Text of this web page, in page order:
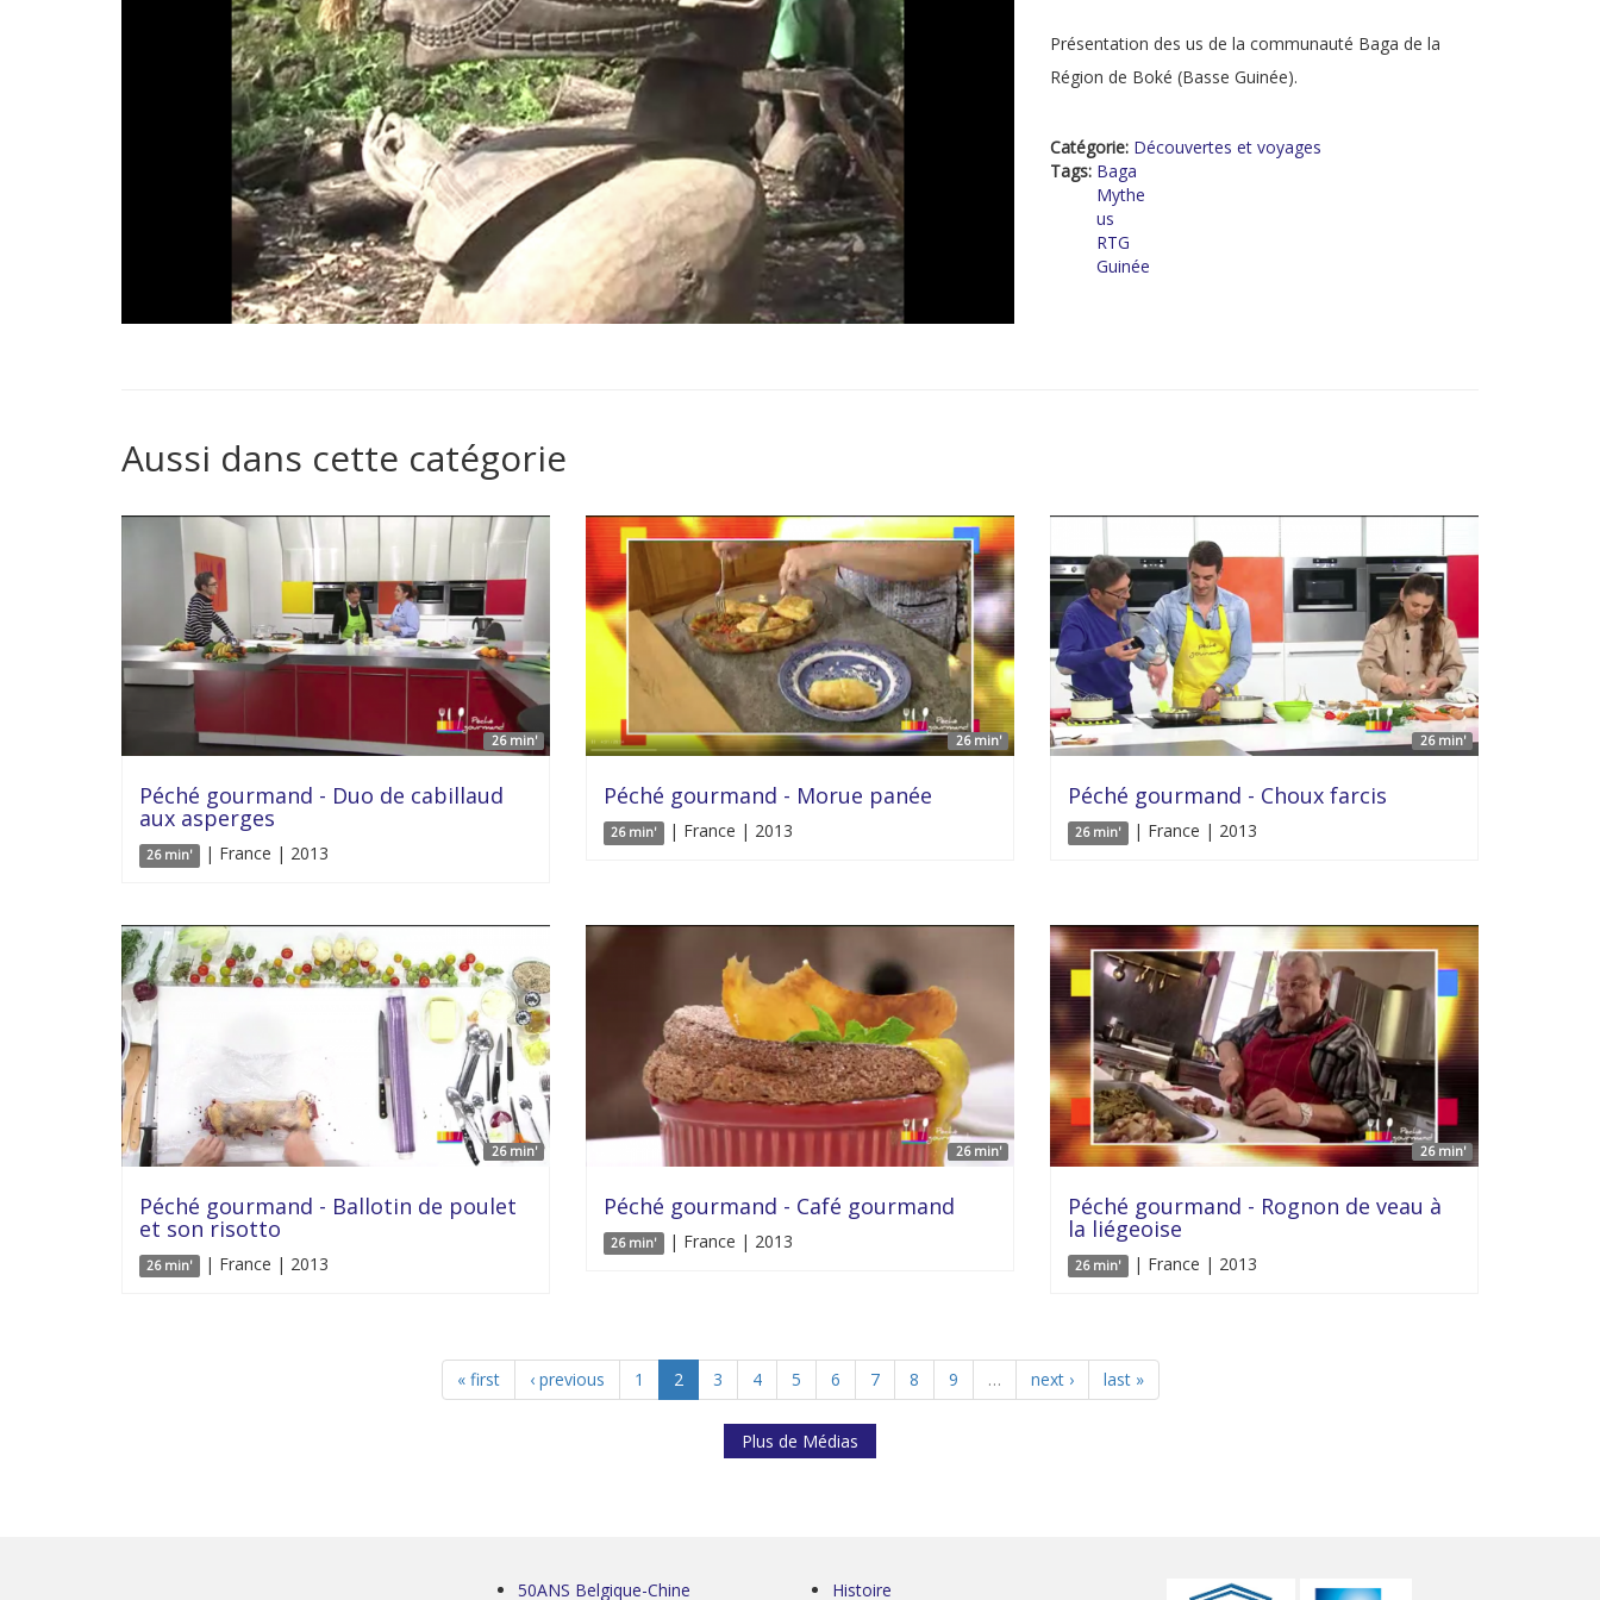
Présentation des us de la communauté Baga de la
Région de Boké (Basse Guinée).
Catégorie: Découvertes et voyages
Tags: Baga
Mythe
us
RTG
Guinée
Aussi dans cette catégorie
26 min'
Péché gourmand - Duo de cabillaud
aux asperges
26 min' | France | 2013
26 min'
Péché gourmand - Morue panée
26 min' | France | 2013
26 min'
Péché gourmand - Choux farcis
26 min' | France | 2013
26 min'
Péché gourmand - Ballotin de poulet
et son risotto
26 min' | France | 2013
26 min'
Péché gourmand - Café gourmand
26 min' | France | 2013
26 min'
Péché gourmand - Rognon de veau à
la liégeoise
26 min' | France | 2013
« first ‹ previous 1 2 3 4 5 6 7 8 9 … next › last »
Plus de Médias
50ANS Belgique-Chine Histoire